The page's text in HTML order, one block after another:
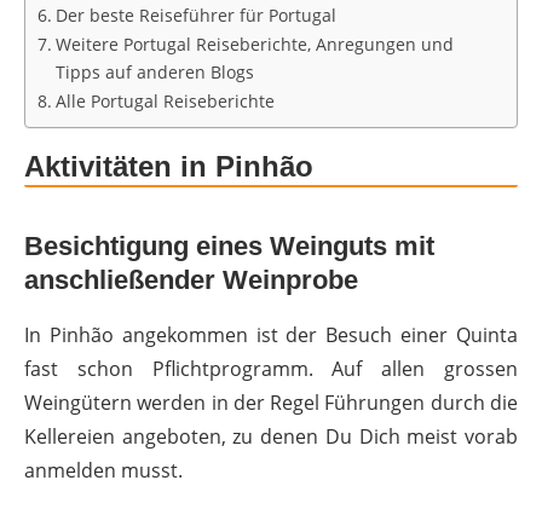
Der beste Reiseführer für Portugal
Weitere Portugal Reiseberichte, Anregungen und
Tipps auf anderen Blogs
Alle Portugal Reiseberichte
Aktivitäten in Pinhão
Besichtigung eines Weinguts mit
anschließender Weinprobe
In Pinhão angekommen ist der Besuch einer Quinta
fast schon Pflichtprogramm. Auf allen grossen
Weingütern werden in der Regel Führungen durch die
Kellereien angeboten, zu denen Du Dich meist vorab
anmelden musst.